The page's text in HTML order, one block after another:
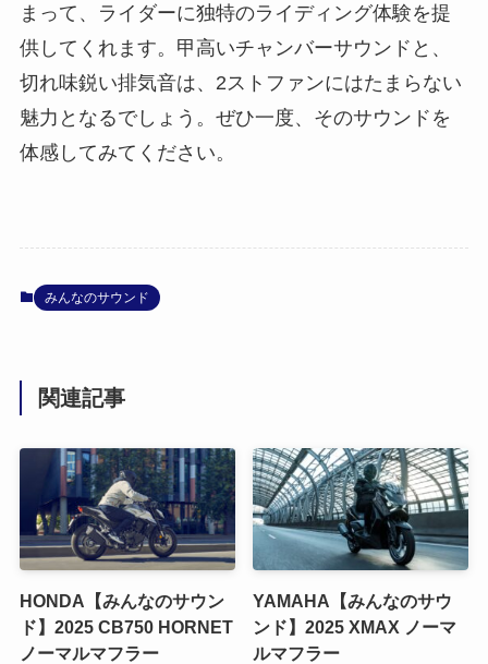
まって、ライダーに独特のライディング体験を提
供してくれます。甲高いチャンバーサウンドと、
切れ味鋭い排気音は、2ストファンにはたまらない
魅力となるでしょう。ぜひ一度、そのサウンドを
体感してみてください。
みんなのサウンド
関連記事
HONDA【みんなのサウン
ド】2025 CB750 HORNET
ノーマルマフラー
YAMAHA【みんなのサウ
ンド】2025 XMAX ノーマ
ルマフラー